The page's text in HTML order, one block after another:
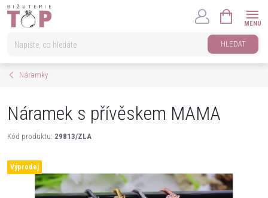
Přejít
HLEDAT
KOŠÍK
Náramky
Náramek s přívěskem MAMA
Kód produktu: 29813/ZLA
Výprodej